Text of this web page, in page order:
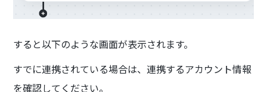
すると以下のような画面が表示されます。
すでに連携されている場合は、連携するアカウント情報
を確認してください。